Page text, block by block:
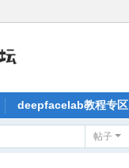
deepfacelab教程专区
帖子